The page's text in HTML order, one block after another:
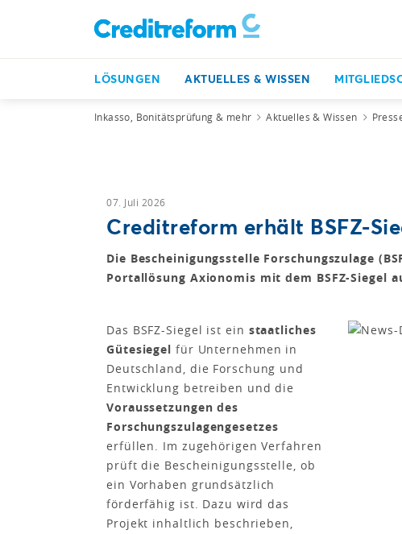
LÖSUNGEN AKTUELLES & WISSEN
Inkasso, Bonitätsprüfung & mehr Aktuelles & Wissen
07. Juli 2026
Creditreform erhält BSFZ-
Die Bescheinigungsstelle Forschungszulage
Portallösung Axionomis mit dem BSFZ-Siegel
Das BSFZ-Siegel ist ein staatliches
Gütesiegel für Unternehmen in
Deutschland, die Forschung und
Entwicklung betreiben und die
Voraussetzungen des
Forschungszulagengesetzes
erfüllen. Im zugehörigen Verfahren
prüft die Bescheinigungsstelle, ob
ein Vorhaben grundsätzlich
förderfähig ist. Dazu wird das
Projekt inhaltlich beschrieben,